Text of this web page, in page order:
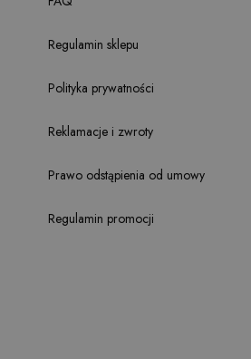
Regulamin sklepu
Polityka prywatności
Reklamacje i zwroty
Prawo odstąpienia od umowy
Regulamin promocji